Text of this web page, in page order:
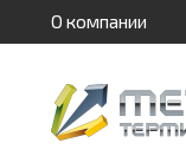
О компании